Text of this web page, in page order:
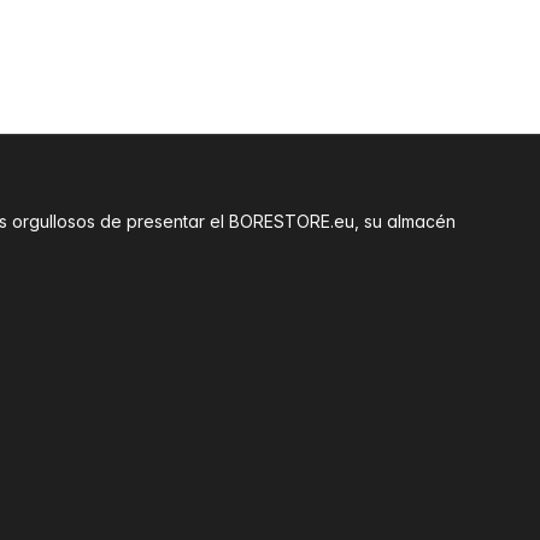
de presentar el BORESTORE.eu, su almacén